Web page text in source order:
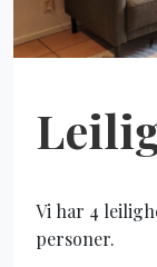
Vi har 4
personer.